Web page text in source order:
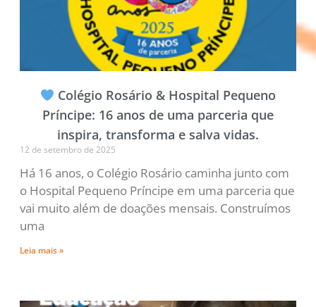
Colégio Rosário & Hospital Pequeno
Príncipe: 16 anos de uma parceria que
inspira, transforma e salva vidas.
12 de setembro de 2025
Há 16 anos, o Colégio Rosário caminha junto com
o Hospital Pequeno Príncipe em uma parceria que
vai muito além de doações mensais. Construímos
uma
Leia mais »